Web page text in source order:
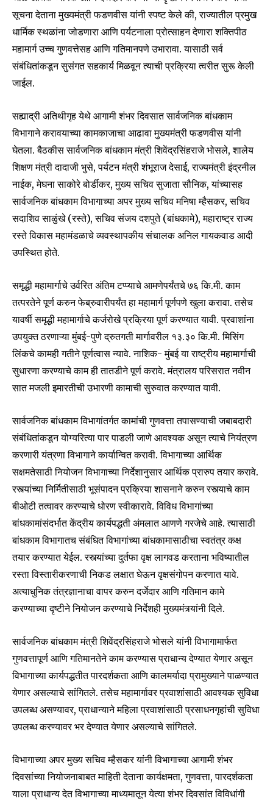
Join our community of
SUBSCRIBERS and be part of the
conversation.
To subscribe, simply enter your email address on our website
or click the subscribe button below. Don't worry, we respect
your privacy and won't spam your inbox. Your information is
safe with us.
I've read and accept thePrivacy Policy.
6,300 32,111 75
सूचना देताना मुख्यमंत्री फडणवीस यांनी स्पष्ट केले की, राज्यातील प्रमुख
धार्मिक स्थळांना जोडणारा आणि पर्यटनाला प्रोत्साहन देणारा शक्तिपीठ
महामार्ग उच्च गुणवत्तेसह आणि गतिमानपणे उभारावा. यासाठी सर्व
संबंधितांकडून सुसंगत सहकार्य मिळवून त्याची प्रक्रिया त्वरीत सुरू केली
जाईल.
सह्याद्री अतिथीगृह येथे आगामी शंभर दिवसात सार्वजनिक बांधकाम
विभागाने करावयाच्या कामकाजाचा आढावा मुख्यमंत्री फडणवीस यांनी
घेतला. बैठकीस सार्वजनिक बांधकाम मंत्री शिवेंद्रसिंहराजे भोसले, शालेय
शिक्षण मंत्री दादाजी भुसे, पर्यटन मंत्री शंभूराज देसाई, राज्यमंत्री इंद्रनील
नाईक, मेघना साकोरे बोर्डीकर, मुख्य सचिव सुजाता सौनिक, यांच्यासह
सार्वजनिक बांधकाम विभागाच्या अपर मुख्य सचिव मनिषा म्हैसकर, सचिव
सदाशिव साळुंखे (रस्ते), सचिव संजय दशपुते (बांधकामे), महाराष्ट्र राज्य
रस्ते विकास महामंडळाचे व्यवस्थापकीय संचालक अनिल गायकवाड आदी
उपस्थित होते.
समृद्धी महामार्गाचे उर्वरित अंतिम टप्प्याचे आमणेपर्यंतचे ७६ कि.मी. काम
तत्परतेने पूर्ण करुन फेब्रुवारीपर्यंत हा महामार्ग पूर्णपणे खुला करावा. तसेच
यावर्षी समृद्धी महामार्गाचे कर्जरोखे प्रक्रिया पूर्ण करण्यात यावी. प्रवाशांना
उपयुक्त ठरणाऱ्या मुंबई-पुणे द्रुतगती मार्गावरील १३.३० कि.मी. मिसिंग
लिंकचे कामही गतीने पूर्णत्वास न्यावे. नाशिक- मुंबई या राष्ट्रीय महामार्गाची
सुधारणा करण्याचे काम ही तातडीने पूर्ण करावे. मंत्रालय परिसरात नवीन
सात मजली इमारतीची उभारणी कामाची सुरुवात करण्यात यावी.
सार्वजनिक बांधकाम विभागांतर्गत कामांची गुणवत्ता तपासण्याची जबाबदारी
संबंधितांकडून योग्यरित्या पार पाडली जाणे आवश्यक असून त्याचे नियंत्रण
करणारी यंत्रणा विभागाने कार्यान्वित करावी. विभागाच्या आर्थिक
सक्षमतेसाठी नियोजन विभागाच्या निर्देशानुसार आर्थिक प्रारुप तयार करावे.
रस्त्यांच्या निर्मितीसाठी भूसंपादन प्रक्रिया शासनाने करुन रस्त्याचे काम
बीओटी तत्वावर करण्याचे धोरण स्वीकारावे. विविध विभागांच्या
बांधकामांसंदर्भात केंद्रीय कार्यपद्धती अंमलात आणणे गरजेचे आहे. त्यासाठी
बांधकाम विभागातच संबंधित विभागांच्या बांधकामासाठीचा स्वतंत्र कक्ष
तयार करण्यात येईल. रस्त्यांच्या दुर्तफा वृक्ष लागवड करताना भविष्यातील
रस्ता विस्तारीकरणाची निकड लक्षात घेऊन वृक्षसंगोपन करणात यावे.
अत्याधुनिक तंत्रज्ञानाचा वापर करुन दर्जेदार आणि गतिमान कामे
करण्याच्या दृष्टीने नियोजन करण्याचे निर्देशही मुख्यमंत्र्यांनी दिले.
सार्वजनिक बांधकाम मंत्री शिवेंद्रसिंहराजे भोसले यांनी विभागामार्फत
गुणवत्तापूर्ण आणि गतिमानतेने काम करण्यास प्राधान्य देण्यात येणार असून
विभागाच्या कार्यपद्धतीत पारदर्शकता आणि कालमर्यादा प्रामुख्याने पाळण्यात
येणार असल्याचे सांगितले. तसेच महामार्गावर प्रवाशांसाठी आवश्यक सुविधा
उपलब्ध असण्यावर, प्राधान्याने महिला प्रवाशांसाठी प्रसाधनगृहांची सुविधा
उपलब्ध करण्यावर भर देण्यात येणार असल्याचे सांगितले.
विभागाच्या अपर मुख्य सचिव म्हैसकर यांनी विभागाच्या आगामी शंभर
दिवसांच्या नियोजनाबाबत माहिती देताना कार्यक्षमता, गुणवत्ता, पारदर्शकता
याला प्राधान्य देत विभागाच्या माध्यमातून येत्या शंभर दिवसांत विविधांगी